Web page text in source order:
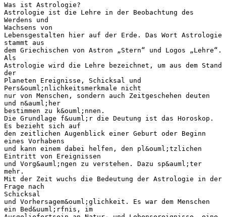
Was ist Astrologie?
Astrologie ist die Lehre in der Beobachtung des
Werdens und
Wachsens von
Lebensgestalten hier auf der Erde. Das Wort Astrologie
stammt aus
dem Griechischen von Astron „Stern“ und Logos „Lehre“.
Als
Astrologie wird die Lehre bezeichnet, um aus dem Stand
der
Planeten Ereignisse, Schicksal und
Pers&ouml;nlichkeitsmerkmale nicht
nur von Menschen, sondern auch Zeitgeschehen deuten
und n&auml;her
bestimmen zu k&ouml;nnen.
Die Grundlage f&uuml;r die Deutung ist das Horoskop.
Es bezieht sich auf
den zeitlichen Augenblick einer Geburt oder Beginn
eines Vorhabens
und kann einem dabei helfen, den pl&ouml;tzlichen
Eintritt von Ereignissen
und Vorg&auml;ngen zu verstehen. Dazu sp&auml;ter
mehr.
Mit der Zeit wuchs die Bedeutung der Astrologie in der
Frage nach
Schicksal
und Vorhersagem&ouml;glichkeit. Es war dem Menschen
ein Bed&uuml;rfnis, im